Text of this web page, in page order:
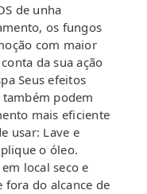
de unha
os fungos
com maior
da sua ação
Seus efeitos
podem
mais eficiente
usar: Lave e
o óleo.
local seco e
fora do alcance de